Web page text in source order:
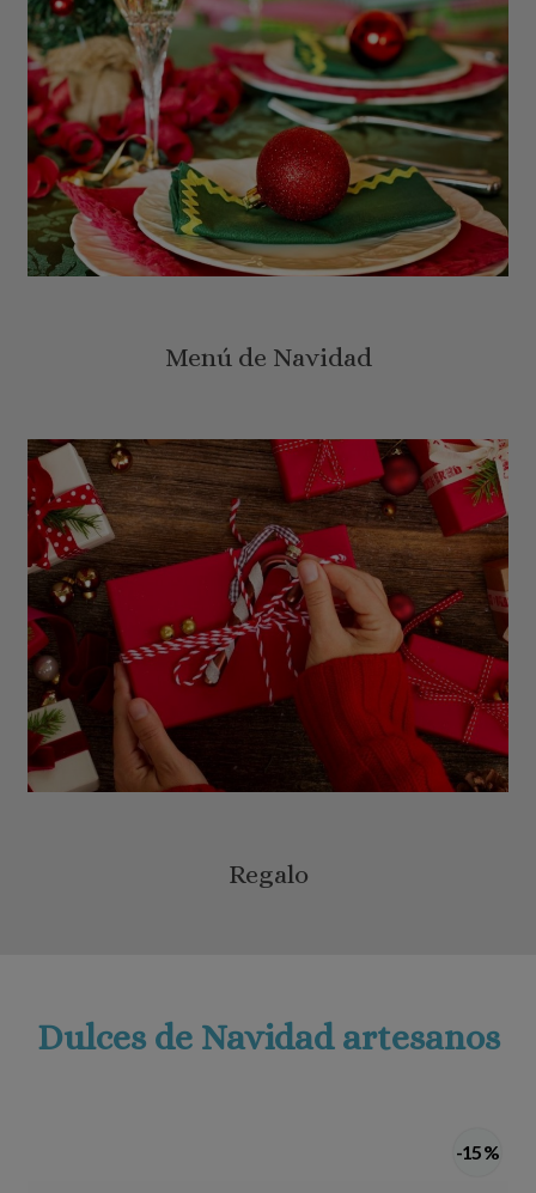
Menú de Navidad
Regalo
Dulces de Navidad artesanos
-15 %